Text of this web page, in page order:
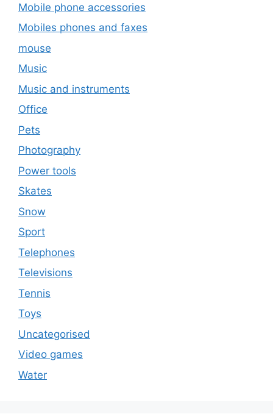
Mobile phone accessories
Mobiles phones and faxes
mouse
Music
Music and instruments
Office
Pets
Photography
Power tools
Skates
Snow
Sport
Telephones
Televisions
Tennis
Toys
Uncategorised
Video games
Water